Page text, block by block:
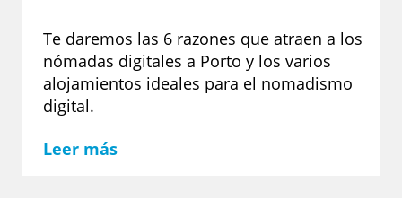
Te daremos las 6 razones que atraen a los
nómadas digitales a Porto y los varios
alojamientos ideales para el nomadismo
digital.
Leer más